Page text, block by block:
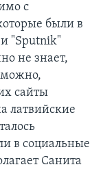
с
были в
"Sputnik"
не знает,
сайты
латвийские
в социальные
Санита